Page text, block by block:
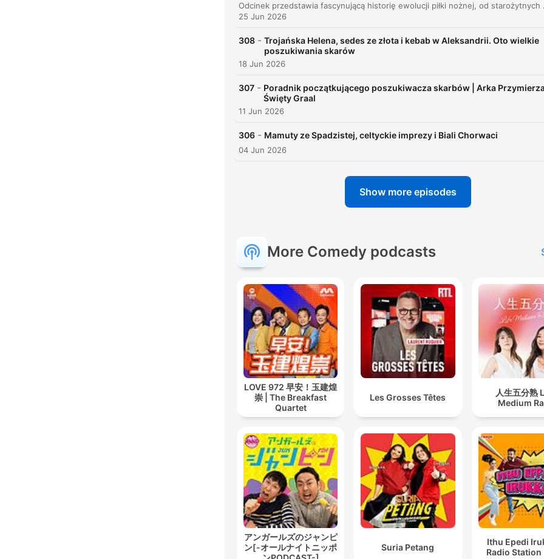
Olbratowski i Jacek Tonkowicz zapraszają na
00:00:32 · Przedstawienie prowadzących oraz koncepcji
nowego programu radiowego.
Będzie zabawnie, groteskowo i absurdalnie.
Odcinek przedstawia fascynującą historię ewolucji piłki nożnej,
25 Jun 2026
308 - Trojańska Helena, sedes ze złota i kebab w Aleksandrii. Oto wielkie
poszukiwania skarów
18 Jun 2026
307 - Poradnik początkującego poszukiwacza skarbów | Arka
Święty Graal
11 Jun 2026
306 - Mamuty ze Spadzistej, celtyckie imprezy i Biali Chorwaci
04 Jun 2026
Show more episodes
More Comedy podcasts
LOVE 972 早安！玉建煌
崇 | The Breakfast
Quartet
Les Grosses Têtes
人生五分熟
Medium
アンガールズのジャンピ
ン[-オールナイトニッポ
Suria Petang
Ithu Epedi
Radio Station